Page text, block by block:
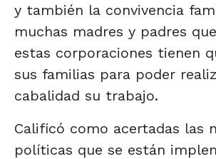
y también la convivencia
muchas madres y padres
estas corporaciones tienen
sus familias para poder
cabalidad su trabajo.
Calificó como acertadas las
políticas que se están